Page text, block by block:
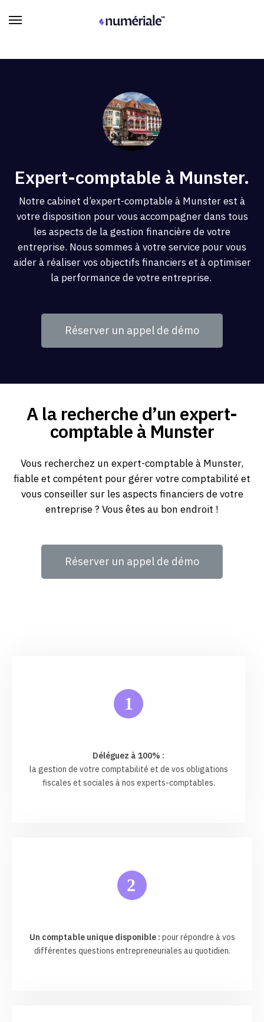
Expert-comptable à Munster.
Notre cabinet d’expert-comptable à Munster est à
votre disposition pour vous accompagner dans tous
les aspects de la gestion financière de votre
entreprise. Nous sommes à votre service pour vous
aider à réaliser vos objectifs financiers et à optimiser
la performance de votre entreprise.
Réserver un appel de démo
A la recherche d’un expert-
comptable à Munster
Vous recherchez un expert-comptable à Munster,
fiable et compétent pour gérer votre comptabilité et
vous conseiller sur les aspects financiers de votre
entreprise ? Vous êtes au bon endroit !
Réserver un appel de démo
1
Déléguez à 100% :
la gestion de votre comptabilité et de vos obligations
fiscales et sociales à nos experts-comptables.
2
Un comptable unique disponible : pour répondre à vos
différentes questions entrepreneuriales au quotidien.